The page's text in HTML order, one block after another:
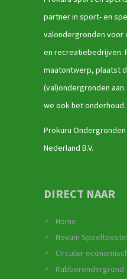
partner in sport- en
valondergronden voor
en recreatiebedrijven.
maatontwerp, plaatst
(val)ondergronden
we ook het onderhoud.
Prokuru
Nederland B.V.
DIRECT NAAR
Home
Novum
Circulair
Rubberondergrond